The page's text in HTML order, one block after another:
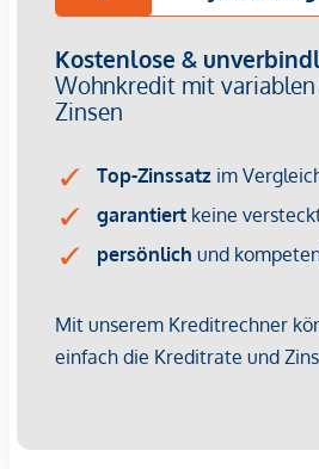
gegenüber dem anbietenden
geltend zu machen. Wir weisen Sie
gemachten Angaben und
unverbindliche Vorabinformationen